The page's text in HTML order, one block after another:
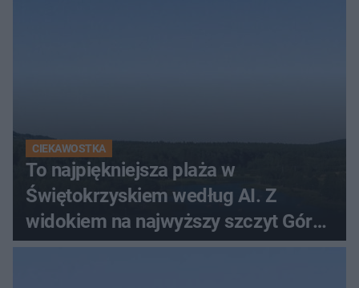
CIEKAWOSTKA
To najpiękniejsza plaża w
Świętokrzyskiem według AI. Z
widokiem na najwyższy szczyt Gór
Świętokrzyskich